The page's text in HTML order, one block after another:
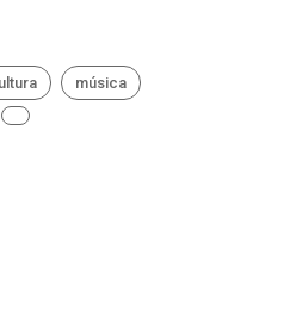
música